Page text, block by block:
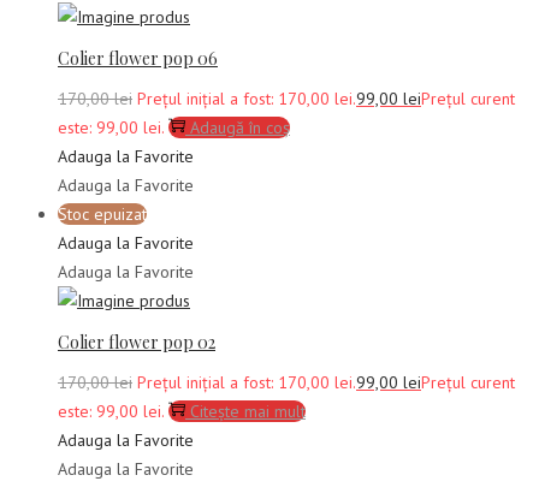
Colier flower pop 06
170,00lei Prețul inițial a fost: 170,00 lei.99,00 leiPrețul curent
este: 99,00 lei.
Adaugă în coș
Adauga la Favorite
Adauga la Favorite
Stoc epuizat
Adauga la Favorite
Adauga la Favorite
Colier flower pop 02
170,00lei Prețul inițial a fost: 170,00 lei.99,00 leiPrețul curent
este: 99,00 lei.
Citește mai mult
Adauga la Favorite
Adauga la Favorite